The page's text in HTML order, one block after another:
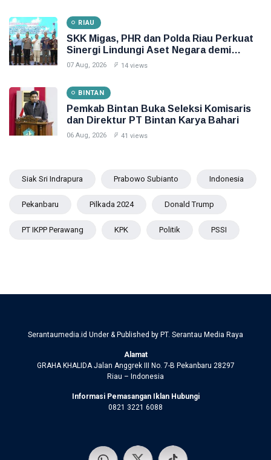
RIAU
SKK Migas, PHR dan Polda Riau Perkuat
Sinergi Lindungi Aset Negara demi
Menjaga Ketahanan Energi Nasional
07 Aug, 2026 14 views
BINTAN
Pemkab Bintan Buka Seleksi Komisaris
dan Direktur PT Bintan Karya Bahari
06 Aug, 2026 41 views
Siak Sri Indrapura Prabowo Subianto Indonesia
Pekanbaru Pilkada 2024 Donald Trump
PT IKPP Perawang KPK Politik PSSI
Serantaumedia.id Under & Published by PT. Serantau Media Raya
Alamat
GRAHA KHALIDA Jalan Anggrek III No. 7-B Pekanbaru 28297
Riau – Indonesia
Informasi Pemasangan Iklan Hubungi
0821 3221 6088